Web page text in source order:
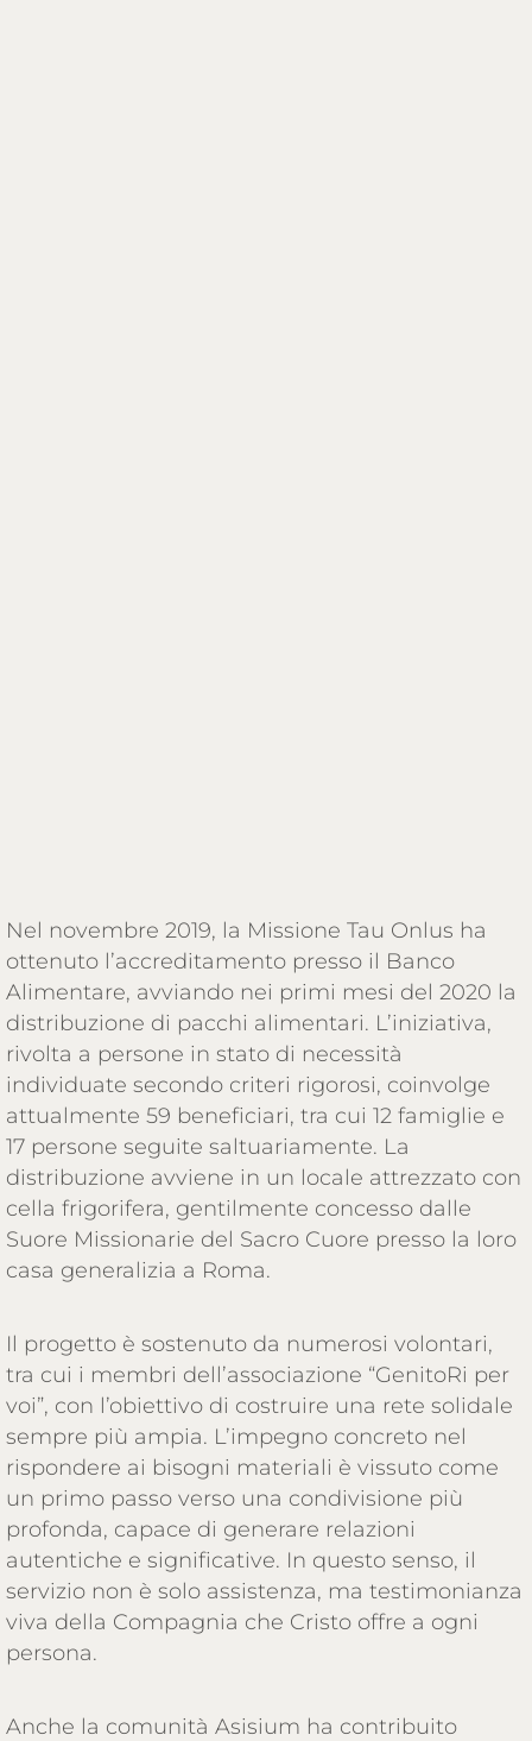
Nel novembre 2019, la Missione Tau Onlus ha
ottenuto l’accreditamento presso il Banco
Alimentare, avviando nei primi mesi del 2020 la
distribuzione di pacchi alimentari. L’iniziativa,
rivolta a persone in stato di necessità
individuate secondo criteri rigorosi, coinvolge
attualmente 59 beneficiari, tra cui 12 famiglie e
17 persone seguite saltuariamente. La
distribuzione avviene in un locale attrezzato con
cella frigorifera, gentilmente concesso dalle
Suore Missionarie del Sacro Cuore presso la loro
casa generalizia a Roma.
Il progetto è sostenuto da numerosi volontari,
tra cui i membri dell’associazione “GenitoRi per
voi”, con l’obiettivo di costruire una rete solidale
sempre più ampia. L’impegno concreto nel
rispondere ai bisogni materiali è vissuto come
un primo passo verso una condivisione più
profonda, capace di generare relazioni
autentiche e significative. In questo senso, il
servizio non è solo assistenza, ma testimonianza
viva della Compagnia che Cristo offre a ogni
persona.
Anche la comunità Asisium ha contribuito